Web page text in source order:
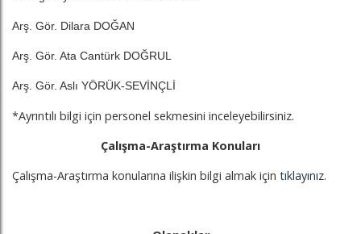
Arş. Gör. Dilara DOĞAN
Arş. Gör. Ata Cantürk DOĞRUL
Arş. Gör. Aslı YÖRÜK-SEVİNÇLİ
*Ayrıntılı bilgi için personel sekmesini inceleyebilirsiniz.
Çalışma-Araştırma Konuları
Çalışma-Araştırma konularına ilişkin bilgi almak için tıklayınız.